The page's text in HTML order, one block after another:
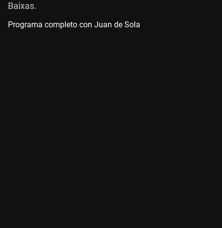
Baixas.
Programa completo con Juan de Sola